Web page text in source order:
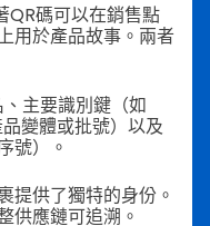
QR碼可以在銷售點
用於產品故事。兩者
主要識別鍵（如
變體或批號）以及
號）。
提供了獨特的身份。
供應鏈可追溯。